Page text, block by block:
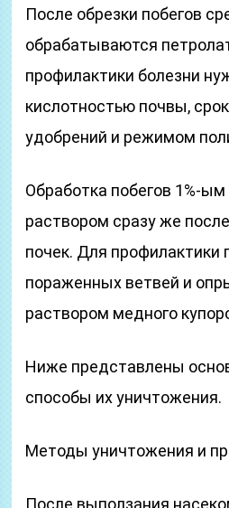
После обрезки побегов
обрабатываются
профилактики болезни
кислотностью почвы,
удобрений и режимом
Обработка побегов 1%-
раствором сразу же
почек. Для профилактики
пораженных ветвей и
раствором медного
Ниже представлены
способы их уничтожения.
Методы уничтожения и
После выползания